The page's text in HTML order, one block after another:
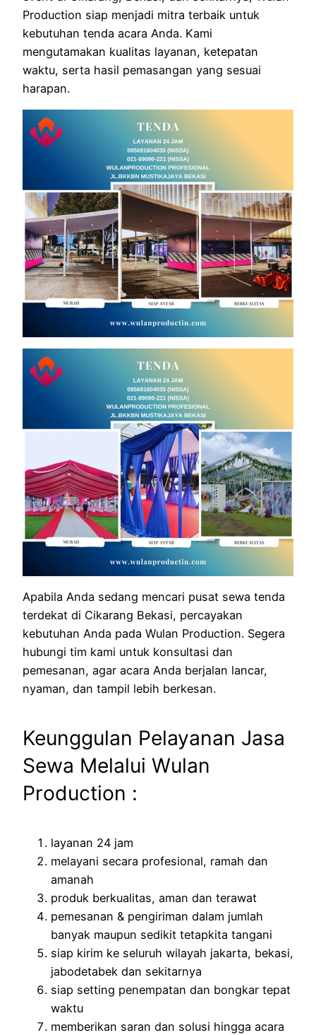
Production siap menjadi mitra terbaik untuk
kebutuhan tenda acara Anda. Kami
mengutamakan kualitas layanan, ketepatan
waktu, serta hasil pemasangan yang sesuai
harapan.
Apabila Anda sedang mencari pusat sewa tenda
terdekat di Cikarang Bekasi, percayakan
kebutuhan Anda pada Wulan Production. Segera
hubungi tim kami untuk konsultasi dan
pemesanan, agar acara Anda berjalan lancar,
nyaman, dan tampil lebih berkesan.
Keunggulan Pelayanan Jasa
Sewa Melalui Wulan
Production :
layanan 24 jam
melayani secara profesional, ramah dan
amanah
produk berkualitas, aman dan terawat
pemesanan & pengiriman dalam jumlah
banyak maupun sedikit tetapkita tangani
siap kirim ke seluruh wilayah jakarta, bekasi,
jabodetabek dan sekitarnya
siap setting penempatan dan bongkar tepat
waktu
memberikan saran dan solusi hingga acara